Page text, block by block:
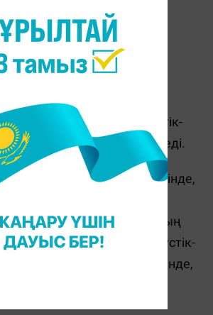
солтүстігінде,
шашын (жаңбыр, қар)
оңтүстігінде солтүстік-
екпіні 15-20 м/с жетеді.
облысының солтүстігінде,
жауын-шашын
болады. Облыстың
тұман күтіледі. Солтүстік-
облыстың солтүстігінде,
екпіні 15-20 м/с